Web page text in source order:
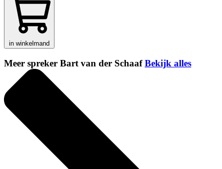
in winkelmand
Meer spreker Bart van der SchaafBekijk alles